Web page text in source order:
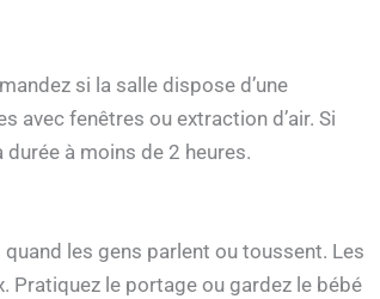
si la salle dispose d’une
avec fenêtres ou extraction d’air. Si
à moins de 2 heures.
les gens parlent ou toussent. Les
Pratiquez le portage ou gardez le bébé